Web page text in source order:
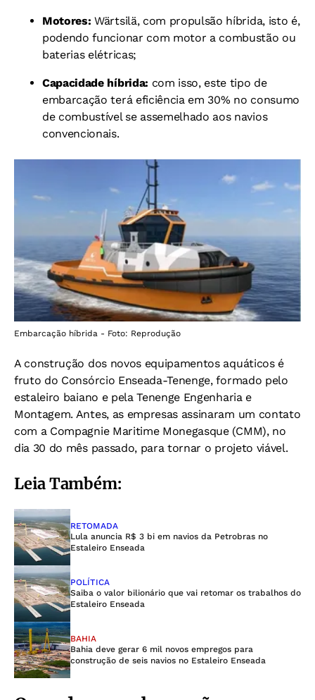
Motores:Wärtsilä, com propulsão híbrida, isto é,
podendo funcionar com motor a combustão ou
baterias elétricas;
Capacidade híbrida: com isso, este tipo de
embarcação terá eficiência em 30% no consumo
de combustível se assemelhado aos navios
convencionais.
Embarcação híbrida - Foto: Reprodução
A construção dos novos equipamentos aquáticos é
fruto do Consórcio Enseada-Tenenge, formado pelo
estaleiro baiano e pela Tenenge Engenharia e
Montagem. Antes, as empresas assinaram um contato
com a Compagnie Maritime Monegasque (CMM), no
dia 30 do mês passado, para tornar o projeto viável.
Leia Também:
RETOMADA
Lula anuncia R$ 3 bi em navios da Petrobras no
Estaleiro Enseada
POLÍTICA
Saiba o valor bilionário que vai retomar os trabalhos do
Estaleiro Enseada
BAHIA
Bahia deve gerar 6 mil novos empregos para
construção de seis navios no Estaleiro Enseada